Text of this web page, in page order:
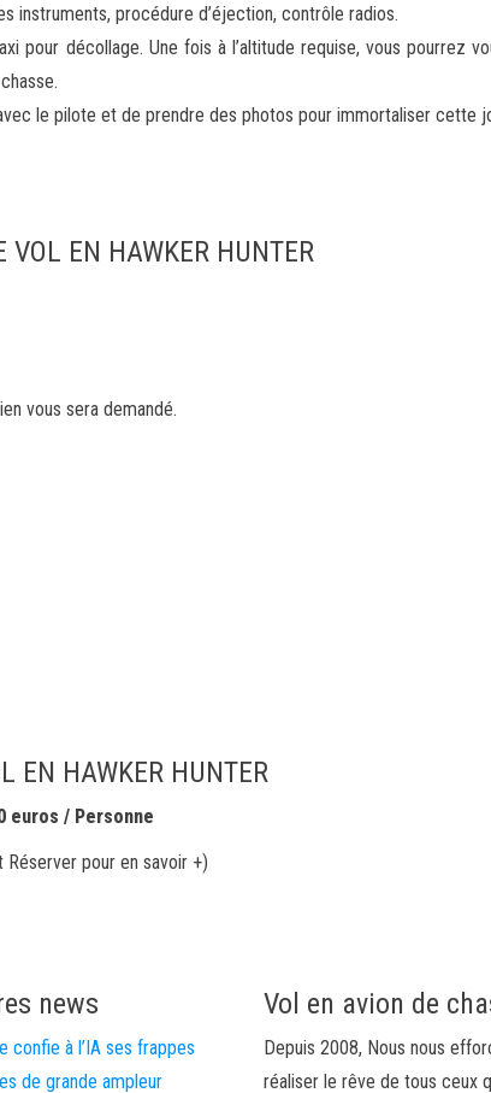
instruments, procédure d’éjection, contrôle radios.
pour décollage. Une fois à l’altitude requise, vous pourrez
le pilote et de prendre des photos pour immortaliser cette
VOL EN HAWKER HUNTER
vous sera demandé.
EN HAWKER HUNTER
euros / Personne
Réserver pour en savoir +)
news
confie à l’IA ses frappes
de grande ampleur
Vol en avion de
Depuis 2008, Nous nous
réaliser le rêve de tous ceux